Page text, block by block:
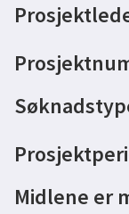
Midlene er